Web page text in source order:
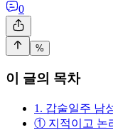
0
%
이 글의 목차
1. 갑술일주 남
① 지적이고 논